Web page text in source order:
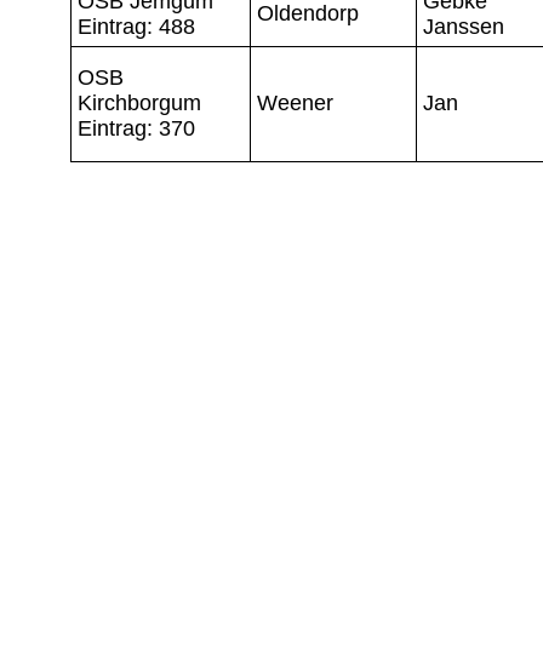
Eintrag: 488
Oldendorp
Janssen
OSB
Kirchborgum
Eintrag: 370
Weener Jan